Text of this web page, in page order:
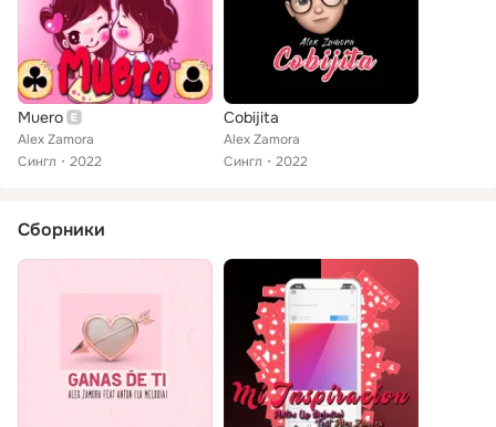
Muero
Alex Zamora
Сингл
2022
Cobijita
Alex Zamora
Сингл
2022
Сборники